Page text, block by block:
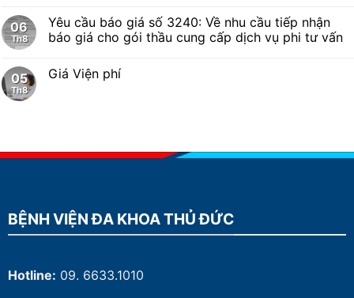
06
Th8
Yêu cầu báo giá số 3240: Về nhu cầu tiếp nhận
báo giá cho gói thầu cung cấp dịch vụ phi tư vấn
05
Th8
Giá Viện phí
BỆNH VIỆN ĐA KHOA THỦ ĐỨC
Hotline: 09. 6633.1010